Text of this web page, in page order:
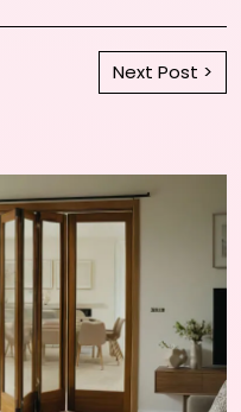
Next Post >